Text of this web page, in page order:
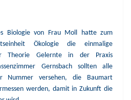
Biologie von Frau Moll hatte zum
Ökologie die einmalige
Theorie Gelernte in der Praxis
Gernsbach sollten alle
Nummer versehen, die Baumart
werden, damit in Zukunft die